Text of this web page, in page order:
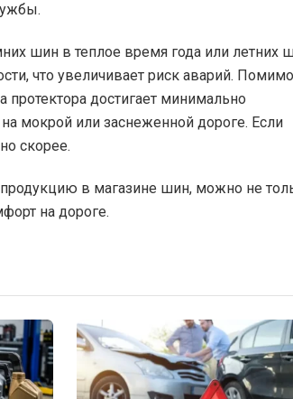
шин в теплое время года или летних
что увеличивает риск аварий. Помимо
протектора достигает минимально
мокрой или заснеженной дороге. Если
скорее.
в магазине шин, можно не
на дороге.